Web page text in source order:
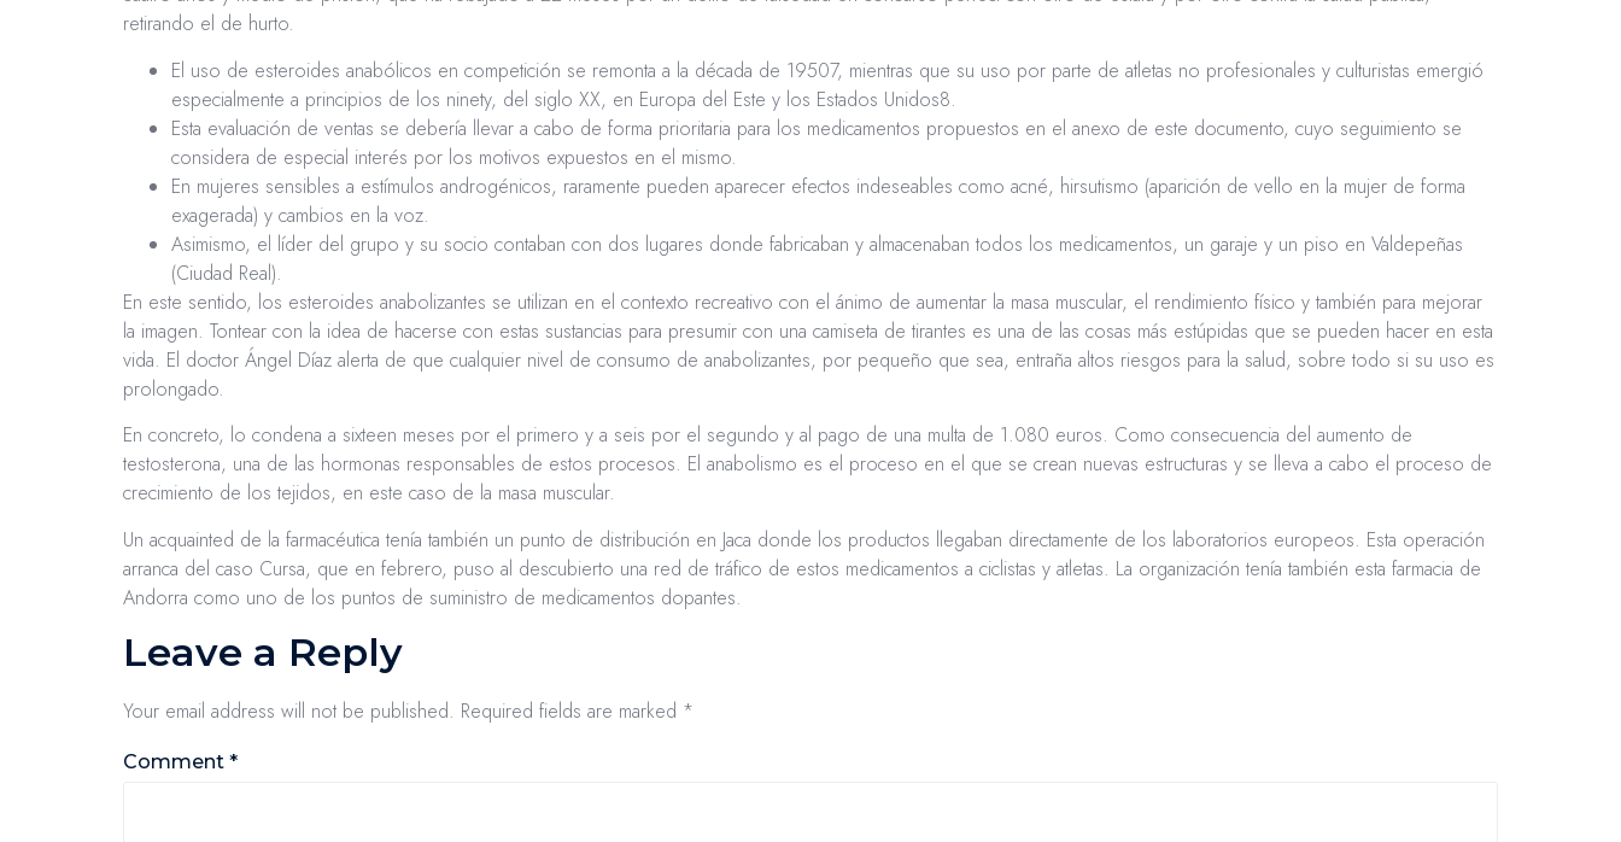
retirando el de hurto.
El uso de esteroides anabólicos en competición se remonta a la década de 19507, mientras que su uso por parte de atletas no profesionales y culturistas emergió
especialmente a principios de los ninety, del siglo XX, en Europa del Este y los Estados Unidos8.
Esta evaluación de ventas se debería llevar a cabo de forma prioritaria para los medicamentos propuestos en el anexo de este documento, cuyo seguimiento se
considera de especial interés por los motivos expuestos en el mismo.
En mujeres sensibles a estímulos androgénicos, raramente pueden aparecer efectos indeseables como acné, hirsutismo (aparición de vello en la mujer de forma
exagerada) y cambios en la voz.
Asimismo, el líder del grupo y su socio contaban con dos lugares donde fabricaban y almacenaban todos los medicamentos, un garaje y un piso en Valdepeñas
(Ciudad Real).
En este sentido, los esteroides anabolizantes se utilizan en el contexto recreativo con el ánimo de aumentar la masa muscular, el rendimiento físico y también para mejorar
la imagen. Tontear con la idea de hacerse con estas sustancias para presumir con una camiseta de tirantes es una de las cosas más estúpidas que se pueden hacer en esta
vida. El doctor Ángel Díaz alerta de que cualquier nivel de consumo de anabolizantes, por pequeño que sea, entraña altos riesgos para la salud, sobre todo si su uso es
prolongado.
En concreto, lo condena a sixteen meses por el primero y a seis por el segundo y al pago de una multa de 1.080 euros. Como consecuencia del aumento de
testosterona, una de las hormonas responsables de estos procesos. El anabolismo es el proceso en el que se crean nuevas estructuras y se lleva a cabo el proceso de
crecimiento de los tejidos, en este caso de la masa muscular.
Un acquainted de la farmacéutica tenía también un punto de distribución en Jaca donde los productos llegaban directamente de los laboratorios europeos. Esta operación
arranca del caso Cursa, que en febrero, puso al descubierto una red de tráfico de estos medicamentos a ciclistas y atletas. La organización tenía también esta farmacia de
Andorra como uno de los puntos de suministro de medicamentos dopantes.
Leave a Reply
Your email address will not be published. Required fields are marked *
Comment *